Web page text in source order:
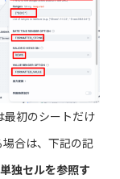
初のシートだけ
合は、下記の記
独セルを参照す